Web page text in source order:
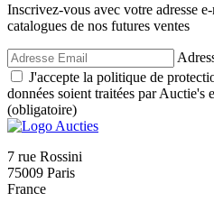
Inscrivez-vous avec votre adresse
catalogues de nos futures ventes
J'accepte la politique de
données soient traitées par Auctie's
(obligatoire)
7 rue Rossini
75009 Paris
France